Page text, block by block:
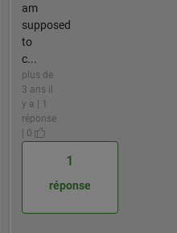
am
supposed
to
c...
plus de
3 ans il
y a | 1
réponse
| 0
1
réponse